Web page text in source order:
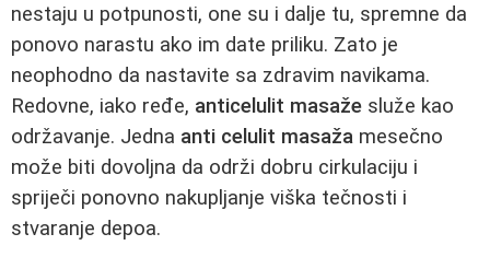
nestaju u potpunosti, one su i dalje tu, spremne da
ponovo narastu ako im date priliku. Zato je
neophodno da nastavite sa zdravim navikama.
Redovne, iako ređe, anticelulit masaže služe kao
održavanje. Jedna anti celulit masaža mesečno
može biti dovoljna da održi dobru cirkulaciju i
spriječi ponovno nakupljanje viška tečnosti i
stvaranje depoa.